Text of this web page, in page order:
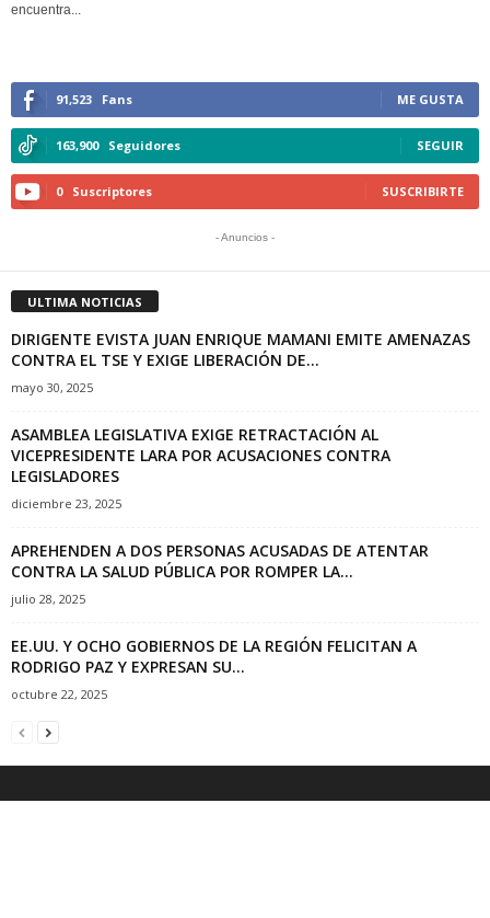
encuentra...
91,523 Fans ME GUSTA
163,900 Seguidores SEGUIR
0 Suscriptores SUSCRIBIRTE
- Anuncios -
ULTIMA NOTICIAS
DIRIGENTE EVISTA JUAN ENRIQUE MAMANI EMITE AMENAZAS
CONTRA EL TSE Y EXIGE LIBERACIÓN DE...
mayo 30, 2025
ASAMBLEA LEGISLATIVA EXIGE RETRACTACIÓN AL
VICEPRESIDENTE LARA POR ACUSACIONES CONTRA
LEGISLADORES
diciembre 23, 2025
APREHENDEN A DOS PERSONAS ACUSADAS DE ATENTAR
CONTRA LA SALUD PÚBLICA POR ROMPER LA...
julio 28, 2025
EE.UU. Y OCHO GOBIERNOS DE LA REGIÓN FELICITAN A
RODRIGO PAZ Y EXPRESAN SU...
octubre 22, 2025